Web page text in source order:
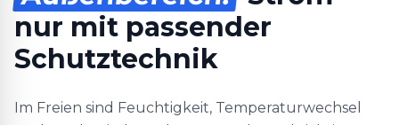
nur mit passender
Schutztechnik
Im Freien sind Feuchtigkeit, Temperaturwechsel